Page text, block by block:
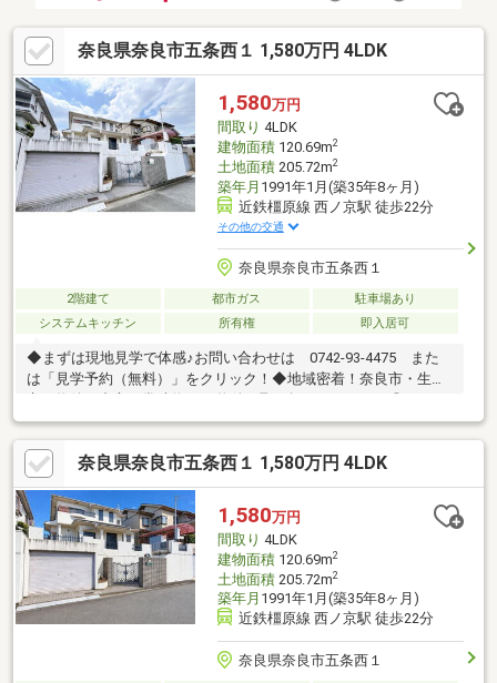
奈良県奈良市五条西１ 1,580万円 4LDK
1,580万円
間取り 4LDK
建物面積120.69m2
土地面積205.72m2
築年月 1991年1月(築35年8ヶ月)
近鉄橿原線 西ノ京駅 徒歩22分
その他の交通
奈良県奈良市五条西１
2階建て 都市ガス
駐車場あり
システムキッチン
所有権 即入居可
◆まずは現地見学で体感♪お問い合わせは 0742-93-4475 また
は「見学予約（無料）」をクリック！◆地域密着！奈良市・生駒
市の物件を中心に常時約2000物件を取り扱っております◎インタ
ーネット未公開物件も多数！奈良・生駒エリアでお探しの方は当
社へお問合せ下さい♪◆お住替えの方/売却検討の方必見！当社で
は1社完結でお住替えをサポート。売却～購入～引越までスムーズ
に☆ ◆住宅ローンのご相談もお任せ下さい！お勤め先や勤続年
数、ご年収等により、借り入れ可能な金融機関は異なります。専
任の住宅ローンアドバイザーがお客様に合った最適な金融機関を
ご紹介します！
奈良県奈良市五条西１ 1,580万円 4LDK
1,580万円
間取り 4LDK
建物面積120.69m2
土地面積205.72m2
築年月 1991年1月(築35年8ヶ月)
近鉄橿原線 西ノ京駅 徒歩22分
奈良県奈良市五条西１